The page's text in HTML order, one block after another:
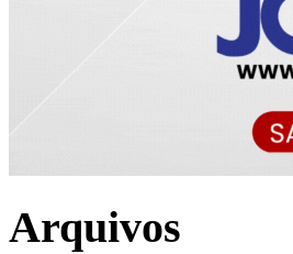
Arquivos